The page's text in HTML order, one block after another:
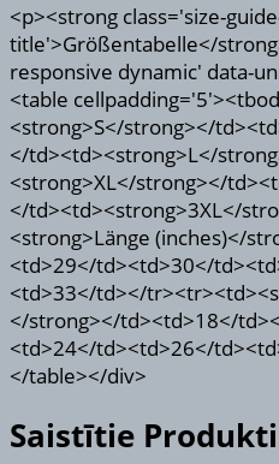
<p><strong class='size-
title'>Größentabelle</
responsive dynamic' data-
<table
<strong>S</strong></
</td><td><strong>L</
<strong>XL</strong></
</td><td><strong>3XL</
<strong>Länge (inches)</
<td>29</td><td>30</
<td>33</td></
</strong></td><td>18</
<td>24</td><td>26</
</table></div>
Saistītie Produkti